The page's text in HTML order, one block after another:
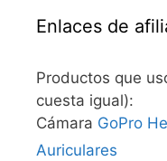
Enlaces de
Productos que
cuesta igual):
Cámara GoPro
Auriculares